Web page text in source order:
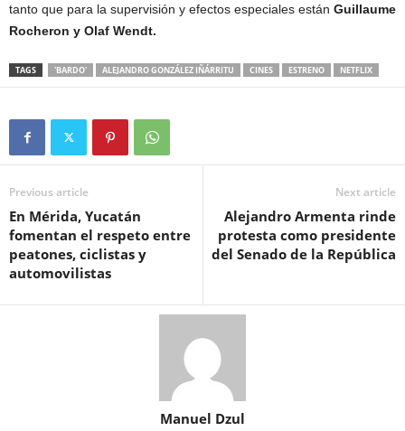
tanto que para la supervisión y efectos especiales están Guillaume
Rocheron y Olaf Wendt.
TAGS 'BARDO' ALEJANDRO GONZÁLEZ IÑÁRRITU CINES ESTRENO NETFLIX
Previous article
En Mérida, Yucatán
fomentan el respeto entre
peatones, ciclistas y
automovilistas
Next article
Alejandro Armenta rinde
protesta como presidente
del Senado de la República
Manuel Dzul